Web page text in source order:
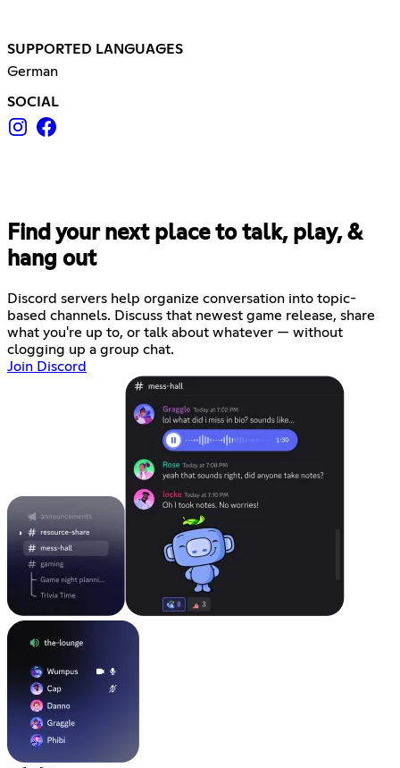
SUPPORTED LANGUAGES
German
SOCIAL
Find your next place to talk, play, &
hang out
Discord servers help organize conversation into topic-
based channels. Discuss that newest game release, share
what you're up to, or talk about whatever — without
clogging up a group chat.
Join Discord